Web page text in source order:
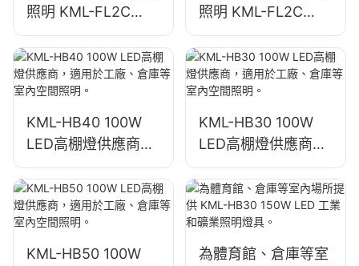
照明 KML-FL2C
750W LED泛光燈供
應商
照明 KML-FL2C
1000W LED泛光燈
供應商
KML-HB40 100W
LED高棚燈供應商，
適用於工廠、倉庫等
室內空間照明。
KML-HB30 100W
LED高棚燈供應商，
適用於工廠、倉庫等
室內空間照明。
KML-HB50 100W
為體育館、倉庫等室